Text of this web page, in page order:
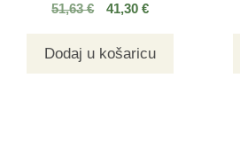
51,63€ 41,30€
Dodaj u košaricu